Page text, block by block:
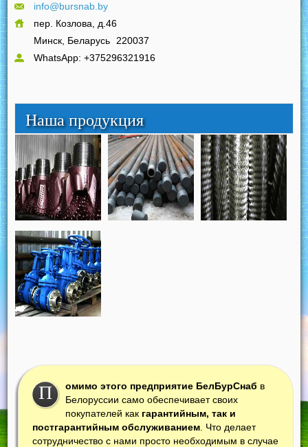
info@bursnab.by
пер. Козлова, д.46
Минск, Беларусь
220037
WhatsApp: +375296321916
Наша продукция
П омимо этого предприятие БелБурСнаб в
Белоруссии само обеспечивает своих
покупателей как гарантийным, так и
постгарантийным обслуживанием . Что делает
сотрудничество с нами просто необходимым в случае